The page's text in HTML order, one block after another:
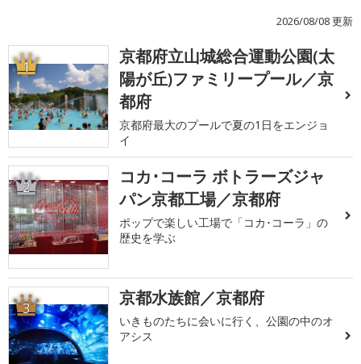
2026/08/08 更新
1
京都府立山城総合運動公園(太
陽が丘)ファミリープール／京
都府
京都府最大のプールで夏の1日をエンジョ
イ
2
コカ･コーラ ボトラーズジャ
パン京都工場／京都府
ポップで楽しい工場で「コカ･コーラ」の
歴史を学ぶ
3 京都水族館／京都府
いきものたちに会いに行く、公園の中のオ
アシス